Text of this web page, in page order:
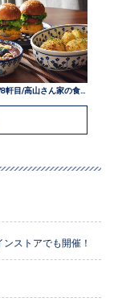
こんにちは食卓/8軒目/高山さん家の食卓
ストアでも開催！